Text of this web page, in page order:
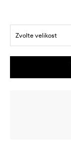
Zvolte velikost